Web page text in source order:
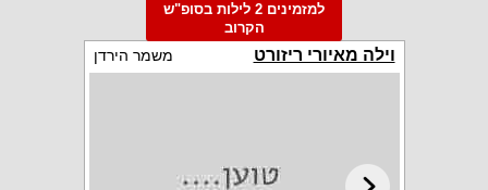
למזמינים 2 לילות בסופ"ש
הקרוב
וילה מאיורי ריזורט משמר הירדן